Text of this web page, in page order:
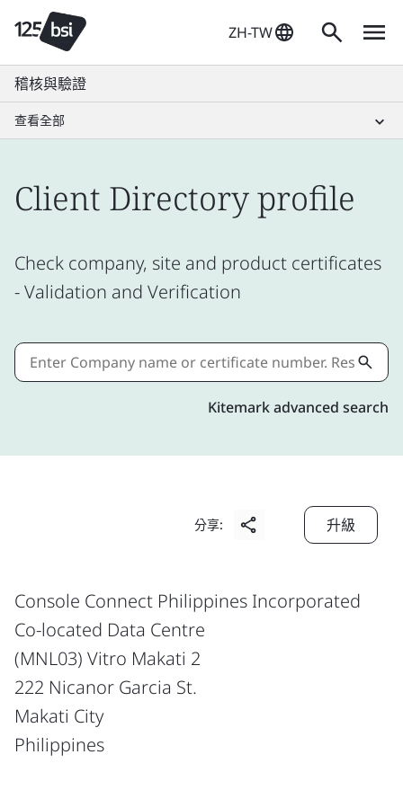
ZH-TW
稽核與驗證
查看全部
Client Directory profile
Check company, site and product certificates
- Validation and Verification
Kitemark advanced search
分享: 升級
Console Connect Philippines Incorporated
Co-located Data Centre
(MNL03) Vitro Makati 2
222 Nicanor Garcia St.
Makati City
Philippines